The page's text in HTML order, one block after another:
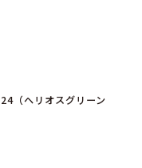
（ヘリオスグリーン